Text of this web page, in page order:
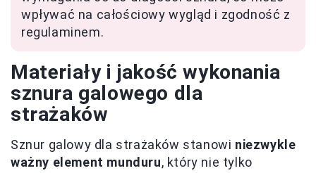
wpływać na całościowy wygląd i zgodność z
regulaminem.
Materiały i jakość wykonania
sznura galowego dla
strażaków
Sznur galowy dla strażaków stanowi niezwykle
ważny element munduru, który nie tylko